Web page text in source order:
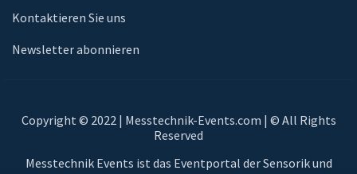
Kontaktieren Sie uns
Newsletter abonnieren
Copyright © 2022 | Messtechnik-Events.com | © All Rights
Reserved
Messtechnik Events ist das Eventportal der Sensorik und